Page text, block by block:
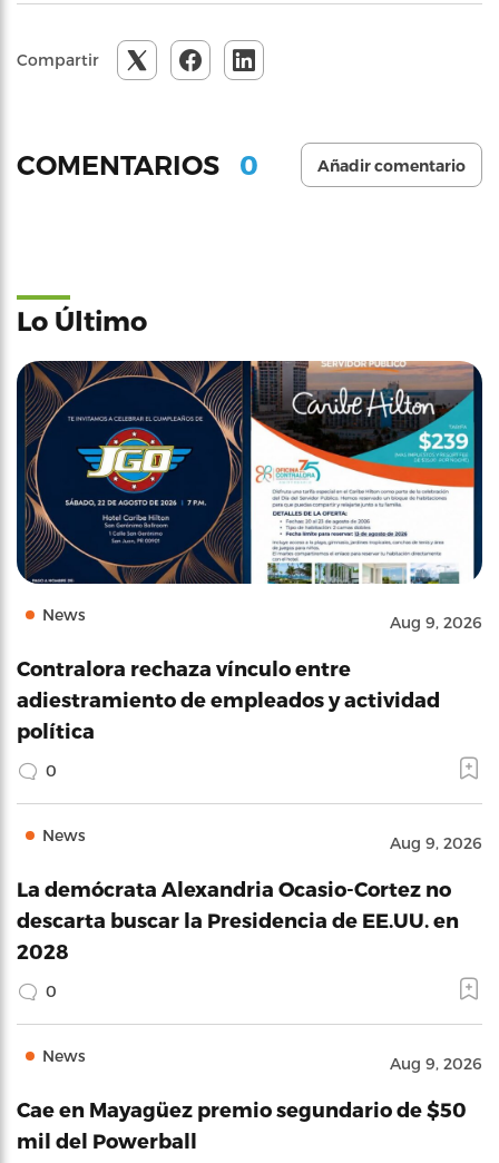
Compartir
COMENTARIOS 0 Añadir comentario
Lo Último
News Aug 9, 2026
Contralora rechaza vínculo entre
adiestramiento de empleados y actividad
política
0
News Aug 9, 2026
La demócrata Alexandria Ocasio-Cortez no
descarta buscar la Presidencia de EE.UU. en
2028
0
News Aug 9, 2026
Cae en Mayagüez premio segundario de $50
mil del Powerball